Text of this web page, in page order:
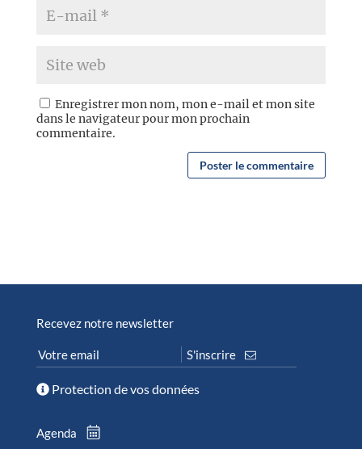
Enregistrer mon nom, mon e-mail et mon site
dans le navigateur pour mon prochain
commentaire.
Recevez notre newsletter
Protection de vos données
Agenda